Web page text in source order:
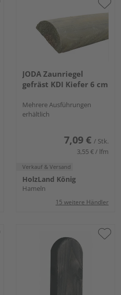
JODA Zaunriegel
gefräst KDI Kiefer 6 cm
Mehrere Ausführungen
erhältlich
7,09 € / Stk.
3,55 € / lfm
Verkauf & Versand
HolzLand König
Hameln
15 weitere Händler